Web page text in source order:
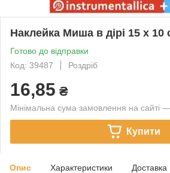
Наклейка Миша в дірі 15 х 10
Готово до відправки
Код: 39487
Роздріб
16,85 ₴
Мінімальна сума замовлення на сайті
Купити
Опис Характеристики Доставка